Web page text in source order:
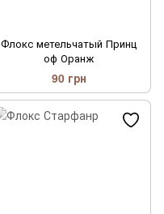
Флокс метельчатый Принц
оф Оранж
90 грн